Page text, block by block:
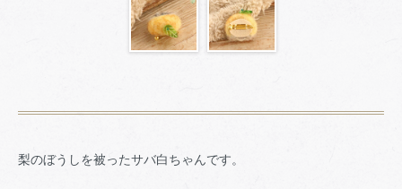
梨のぼうしを被ったサバ白ちゃんです。